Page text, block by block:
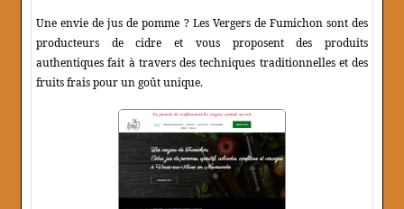
Une envie de jus de pomme ? Les Vergers de Fumichon sont des
producteurs de cidre et vous proposent des produits
authentiques fait à travers des techniques traditionnelles et des
fruits frais pour un goût unique.